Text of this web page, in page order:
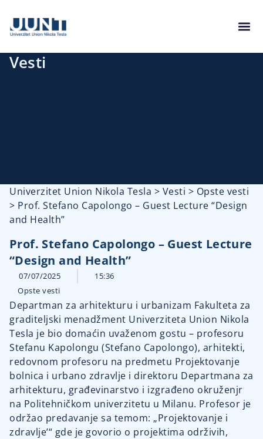
Vesti
Univerzitet Union Nikola Tesla > Vesti > Opste vesti
> Prof. Stefano Capolongo – Guest Lecture “Design
and Health”
Prof. Stefano Capolongo – Guest Lecture
“Design and Health”
07/07/2025
15:36
Opste vesti
Departman za arhitekturu i urbanizam Fakulteta za
graditeljski menadžment Univerziteta Union Nikola
Tesla je bio domaćin uvaženom gostu – profesoru
Stefanu Kapolongu (Stefano Capolongo), arhitekti,
redovnom profesoru na predmetu Projektovanje
bolnica i urbano zdravlje i direktoru Departmana za
arhitekturu, građevinarstvo i izgrađeno okruženjr
na Politehničkom univerzitetu u Milanu. Profesor je
održao predavanje sa temom: „Projektovanje i
zdravlje’“ gde je govorio o projektima održivih,